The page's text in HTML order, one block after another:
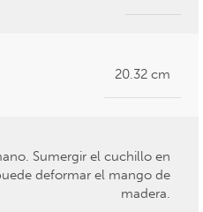
20.32 cm
Sumergir el cuchillo en
deformar el mango de
madera.